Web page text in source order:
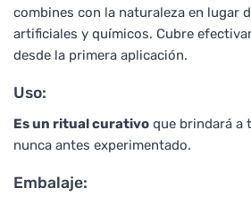
combines con la naturaleza en lugar
artificiales y químicos. Cubre
desde la primera aplicación.
Uso:
Es un ritual curativo que brindará a
nunca antes experimentado.
Embalaje: